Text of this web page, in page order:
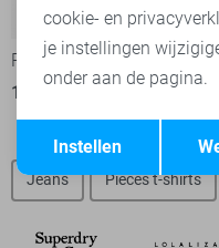
-
Pieces T-shirt
12,50
Jeans Pieces t-shirts
Terug
cookie- en
je instellingen
onder aan de pagina.
Instellen